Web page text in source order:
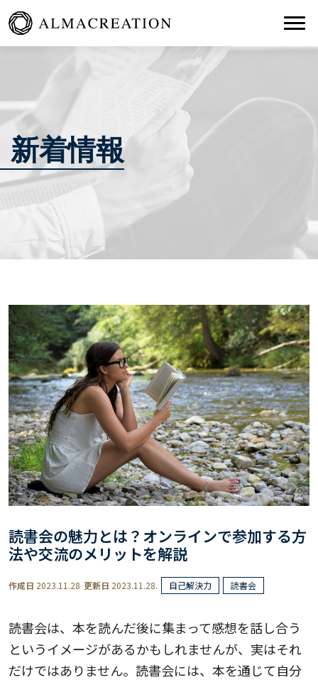
新着情報
読書会の魅力とは？オンラインで参加する方
法や交流のメリットを解説
作成日 2023.11.28 更新日 2023.11.28. 自己解決力 読書会
読書会は、本を読んだ後に集まって感想を話し合う
というイメージがあるかもしれませんが、実はそれ
だけではありません。読書会には、本を通じて自分